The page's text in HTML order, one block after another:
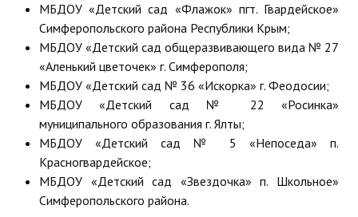
МБДОУ «Детский сад «Флажок» пгт. Гвардейское»
Симферопольского района Республики Крым;
МБДОУ «Детский сад общеразвивающего вида № 27
«Аленький цветочек» г. Симферополя;
МБДОУ «Детский сад № 36 «Искорка» г. Феодосии;
МБДОУ «Детский сад № 22 «Росинка»
муниципального образования г. Ялты;
МБДОУ «Детский сад № 5 «Непоседа» п.
Красногвардейское;
МБДОУ «Детский сад «Звездочка» п. Школьное»
Симферопольского района.